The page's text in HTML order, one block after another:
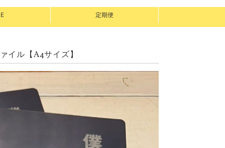
定期便
イル【A4サイズ】